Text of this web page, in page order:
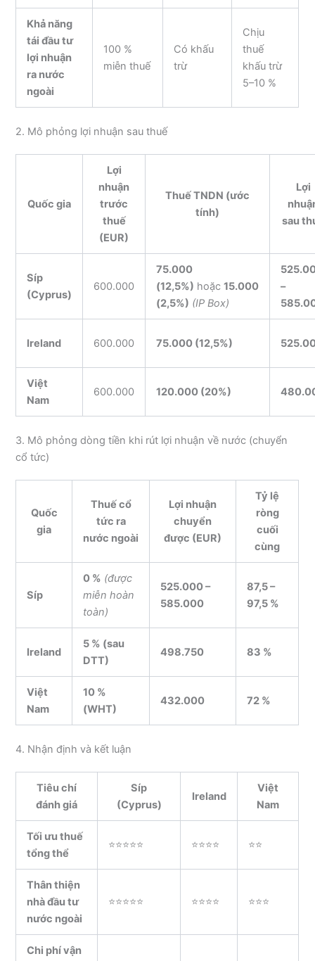
Khả năng
tái đầu tư
lợi nhuận
ra nước
ngoài
100 %
miễn thuế
Có khấu
trừ
Chịu
thuế
khấu trừ
5–10 %
2. Mô phỏng lợi nhuận sau thuế
Quốc gia
Lợi
nhuận
trước
thuế
(EUR)
Thuế TNDN (ước
tính)
Lợi
sau
Síp
(Cyprus)
600.000
75.000
(12,5%) hoặc15.000
(2,5%) (IP Box)
–
Ireland 600.000 75.000 (12,5%)
Việt
Nam
600.000 120.000 (20%)
3. Mô phỏng dòng tiền khi rút lợi nhuận về nước (chuyển
cổ tức)
Quốc
gia
Thuế cổ
tức ra
nước ngoài
Lợi nhuận
chuyển
được (EUR)
Tỷ lệ
ròng
cuối
cùng
Síp
0 % (được
miễn hoàn
toàn)
525.000 –
585.000
87,5 –
97,5 %
Ireland
5 % (sau
DTT)
498.750 83 %
Việt
Nam
10 %
(WHT)
432.000 72 %
4. Nhận định và kết luận
Tiêu chí
đánh giá
Síp
(Cyprus)
Ireland
Việt
Nam
Tối ưu thuế
tổng thể
⭐⭐⭐⭐⭐ ⭐⭐⭐⭐ ⭐⭐
Thân thiện
nhà đầu tư
nước ngoài
⭐⭐⭐⭐⭐ ⭐⭐⭐⭐ ⭐⭐⭐
Chi phí vận